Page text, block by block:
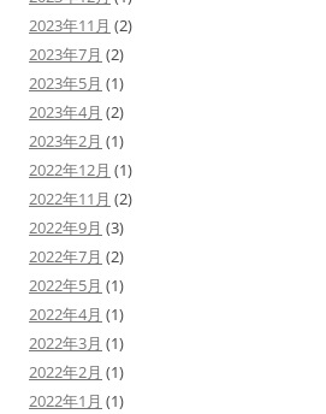
2023年11月 (2)
2023年7月 (2)
2023年5月 (1)
2023年4月 (2)
2023年2月 (1)
2022年12月 (1)
2022年11月 (2)
2022年9月 (3)
2022年7月 (2)
2022年5月 (1)
2022年4月 (1)
2022年3月 (1)
2022年2月 (1)
2022年1月 (1)